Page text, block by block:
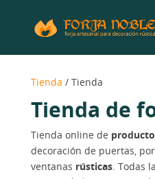
Tienda / Tienda
Tienda de
Tienda online de
decoración de puertas,
ventanas rústicas. Todas